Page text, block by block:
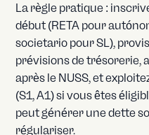
La règle pratique :
début (RETA pour
societario pour SL),
prévisions de trésorerie,
après le NUSS, et
(S1, A1) si vous êtes
peut générer une dette
régulariser.